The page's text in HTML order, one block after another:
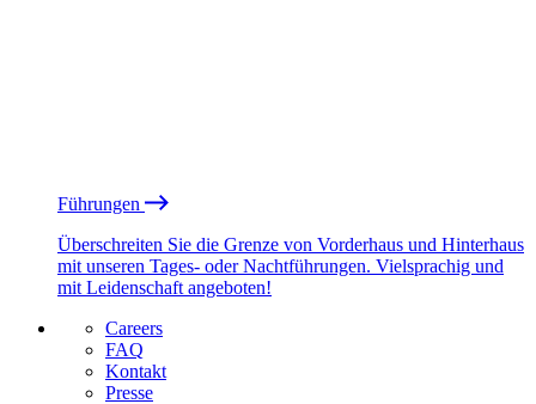
Führungen
Überschreiten Sie die Grenze von Vorderhaus und Hinterhaus
mit unseren Tages- oder Nachtführungen. Vielsprachig und
mit Leidenschaft angeboten!
Careers
FAQ
Kontakt
Presse